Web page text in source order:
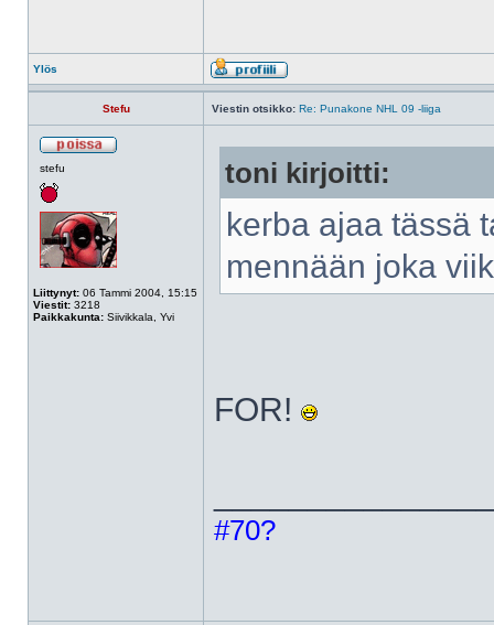
Ylös
Stefu Viestin otsikko: Re: Punakone NHL 09 -liiga
stefu
Liittynyt: 06 Tammi 2004, 15:15
Viestit: 3218
Paikkakunta: Siivikkala, Yvi
toni kirjoitti:
kerba ajaa tässä
mennään joka
FOR!
#70?